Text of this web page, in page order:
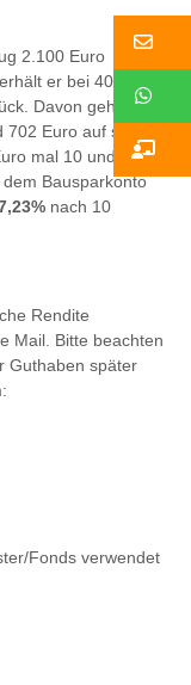
2.100 Euro
er bei 40.000
Davon gehen
Euro auf sein
mal 10 und
Bausparkonto
nach 10
Rendite
Mail. Bitte beachten
Guthaben später
Fonds verwendet